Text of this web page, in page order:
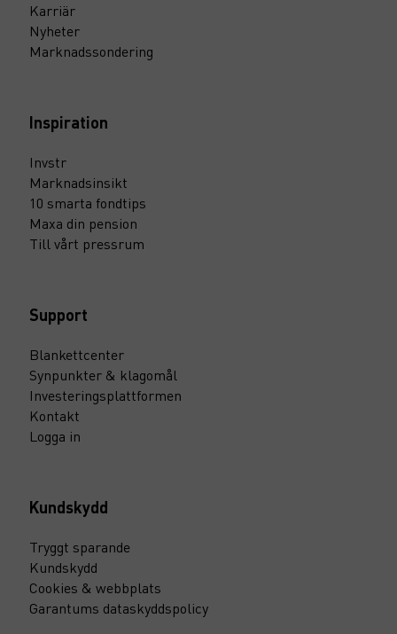
Karriär
Nyheter
Marknadssondering
Inspiration
Invstr
Marknadsinsikt
10 smarta fondtips
Maxa din pension
Till vårt pressrum
Support
Blankettcenter
Synpunkter & klagomål
Investeringsplattformen
Kontakt
Logga in
Kundskydd
Tryggt sparande
Kundskydd
Cookies & webbplats
Garantums dataskyddspolicy